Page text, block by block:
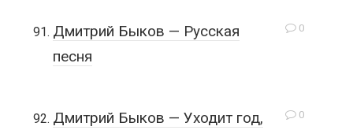
0
Дмитрий Быков — Русская
песня
0
Дмитрий Быков — Уходит год,